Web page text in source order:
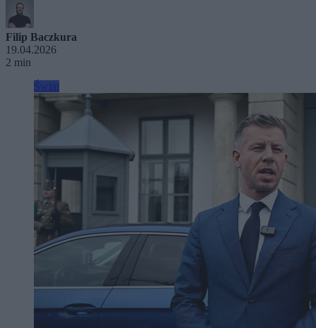
Filip Baczkura
19.04.2026
2 min